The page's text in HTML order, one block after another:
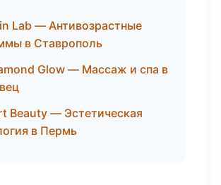
Lab — Антивозрастные
в Ставрополь
Glow — Массаж и спа в
Beauty — Эстетическая
в Пермь